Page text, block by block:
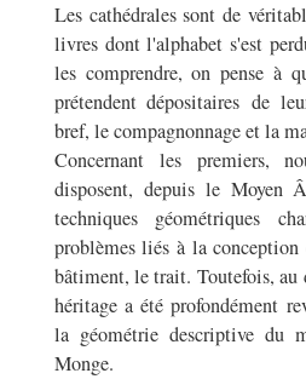
Les cathédrales sont de
livres dont l'alphabet s'est
les comprendre, on pense à
prétendent dépositaires de
bref, le compagnonnage et la
Concernant les premiers,
disposent, depuis le Moyen
techniques géométriques
problèmes liés à la
bâtiment, le trait. Toutefois,
héritage a été profondément
la géométrie descriptive du
Monge.